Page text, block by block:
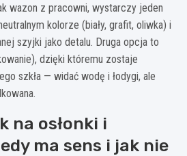
wazon z pracowni, wystarczy jeden
kolorze (biały, grafit, oliwka) i
szyjki jako detalu. Druga opcja to
dzięki któremu zostaje
szkła — widać wodę i łodygi, ale
na osłonki i
ma sens i jak nie